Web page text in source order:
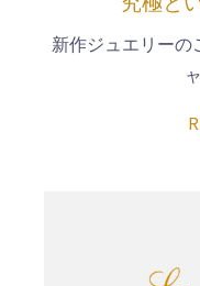
新作ジュエリーの